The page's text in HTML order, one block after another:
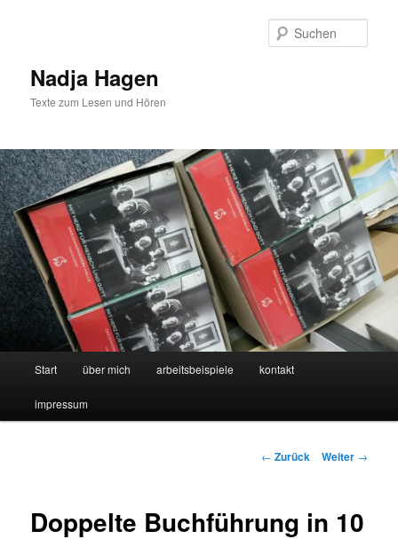
Nadja Hagen
Texte zum Lesen und Hören
Start über mich arbeitsbeispiele kontakt
impressum
Beitrags-
← Zurück Weiter →
Doppelte Buchführung in 10